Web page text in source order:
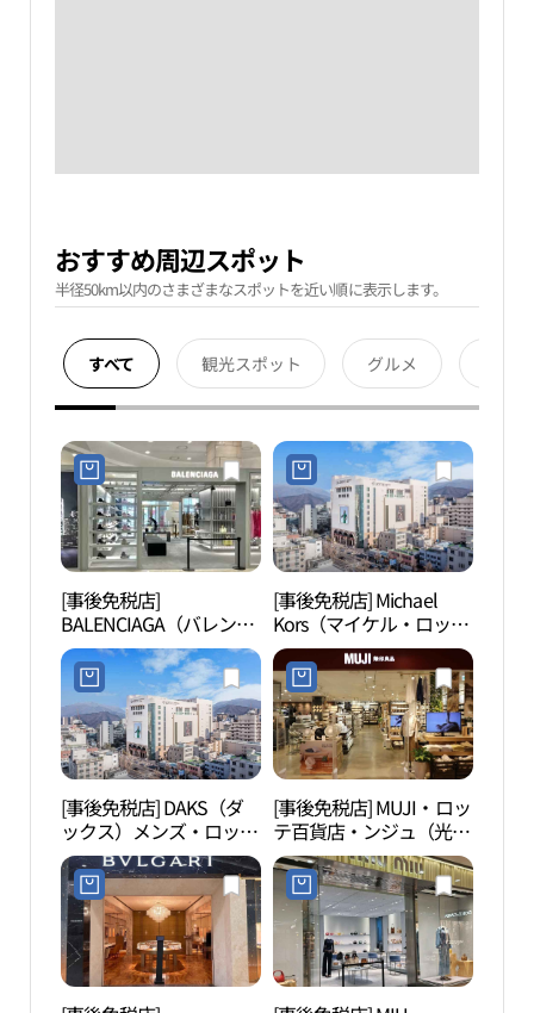
おすすめ周辺スポット
半径50km以内のさまざまなスポットを近い順に表示します。
すべて 観光スポット グルメ
[事後免税店]
BALENCIAGA（バレンシ
アガ）・ロッテ百貨店ク
ァンジュ（光州）店(발
렌시아가 롯데백화점 광
주점)
[事後免税店] Michael
Kors（マイケル・ロッテ
百貨店クァンジュ（光
州）店(마이클코어스 롯
데백화점 광주점)
[事後免税店] DAKS（ダ
ックス）メンズ・ロッテ
百貨店クァンジュ（光
州）店(닥스남성 롯데백
화점 광주점)
[事後免税店] MUJI・ロッ
テ百貨店・ンジュ（光
州）店(MUJI 롯데백화점
광주점)